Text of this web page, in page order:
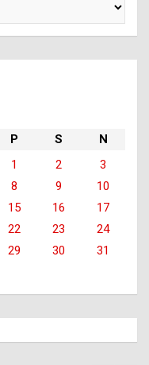
P S
N
1
2
3
8 9
10
15 16
17
22 23
24
29 30
31